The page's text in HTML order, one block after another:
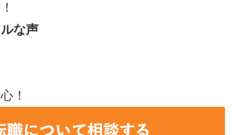
な声
！